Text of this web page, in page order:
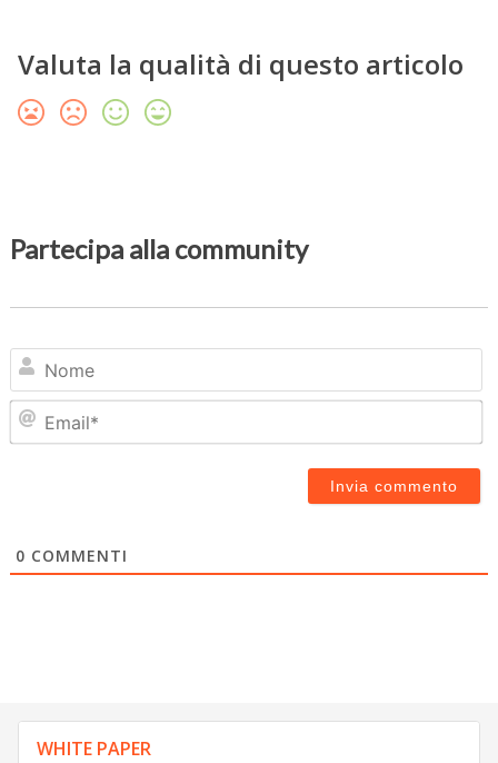
Valuta la qualità di questo articolo
Partecipa alla community
0 COMMENTI
WHITE PAPER